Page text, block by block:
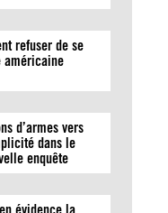
refuser de se
américaine
d’armes vers
dans le
enquête